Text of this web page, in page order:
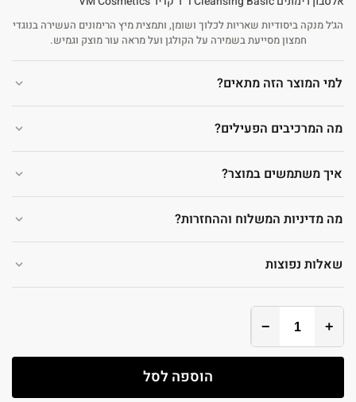
הג׳ל מנקה ביסודיות שאריות לכלוך ושומן, ותמצית מיץ הרימונים העשירה בנוגדי
חמצון מסייעת בשמירה על הקולגן ועל מראה עור מוצק וגמיש.
למי המוצר הזה מתאים?
מה המרכיבים הפעילים?
איך משתמשים במוצר?
מה מדיניות המשלוח וההחזרות?
שאלות נפוצות
+
−
הוספה לסל